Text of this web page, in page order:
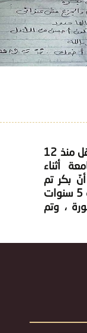
ويذكر أن الطالب بكر محمد مُعتقل منذ 12
أثناء
بكر تم
الحكم عليه بالسجن المشدّد لمدة 5 سنوات
، وتم